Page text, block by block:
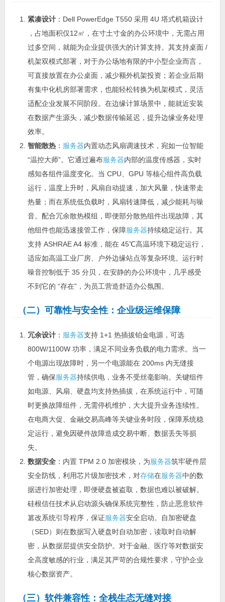
紧凑设计：Dell PowerEdge T550 采用 4U 塔式机箱设计
，占地面积仅12㎡，在寸土寸金的办公环境中，无需占用
过多空间，就能为企业提供强大的计算支持。其支持桌面 /
机架双模式部署，对于办公场地有限的中小型企业而言，
可直接放置在办公桌面，减少额外机架投资；若企业后期
有集中化机房部署需求，也能轻松转换为机架模式，灵活
适配企业发展不同阶段。在边缘计算场景中，能就近安装
在数据产生源头，减少数据传输延迟，提升边缘业务处理
效率。
智能散热： 服务器内置动态风扇调速技术，宛如一位智能
“温控大师”。它通过遍布服务器内部的温度传感器，实时
感知各组件温度变化。当 CPU、GPU 等核心组件高负载
运行，温度上升时，风扇自动提速，加大风量，快速带走
热量；而在系统低负载时，风扇转速降低，减少能耗与噪
音。配合冗余散热模组，即便部分散热组件出现故障，其
他组件也能迅速接管工作，保障服务器持续稳定运行。其
支持 ASHRAE A4 标准，能在 45℃高温环境下稳定运行，
适应如高温工业厂房、户外边缘站点等复杂环境。运行时
噪音控制低于 35 分贝，在安静的办公环境中，几乎感受
不到它的 “存在”，为员工营造舒适办公氛围。
（二）可靠性与安全性：企业级运维保障
冗余设计： 服务器支持 1+1 热插拔铂金电源，可选
800W/1100W 功率，满足不同业务负载的电力需求。当一
个电源出现故障时，另一个电源能在 200ms 内无缝接
管，确保服务器持续供电，业务不受丝毫影响。关键组件
如电源、风扇、硬盘均支持热插拔，在系统运行中，可随
时更换故障组件，无需停机维护，大大提升业务连续性。
在电商大促、金融交易高峰等关键业务时段，保障系统稳
定运行，避免因硬件故障造成交易中断、数据丢失等损
失。
数据安全：内置 TPM 2.0 加密模块，为服务器筑牢硬件层
安全防线，利用芯片级加密技术，对存储在服务器中的数
据进行加密处理，即便硬盘被盗取，数据也难以被破解。
硅根信任技术从启动源头确保系统完整性，防止恶意软件
篡改系统引导程序，保证服务器安全启动。自加密硬盘
（SED）则在数据写入硬盘时自动加密，读取时自动解
密，从数据层提供安全防护。对于金融、医疗等对数据安
全高度敏感的行业，满足其严苛的合规性要求，守护企业
核心数据资产。
（三）软件兼容性：全栈生态无缝对接